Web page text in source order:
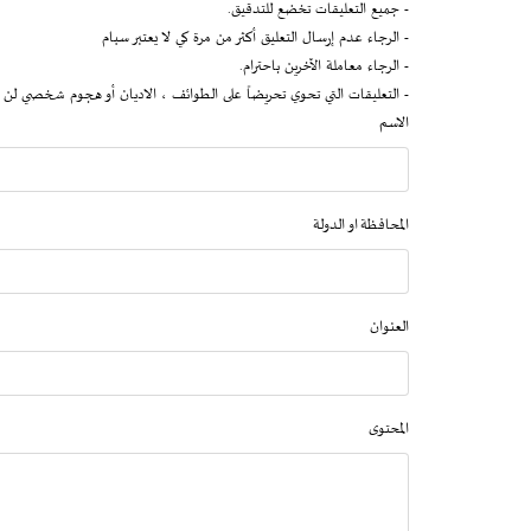
- جميع التعليقات تخضع للتدقيق.
- الرجاء عدم إرسال التعليق أكثر من مرة كي لا يعتبر سبام
- الرجاء معاملة الآخرين باحترام.
- التعليقات التي تحوي تحريضاً على الطوائف ، الاديان أو هجوم شخصي
الاسم
المحافظة او الدولة
العنوان
المحتوى